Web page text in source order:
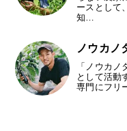
ースとして
知…
ノウカ
「ノウカ
として活動
専門にフリ